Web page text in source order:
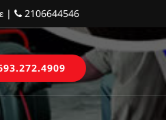
| 2106644546